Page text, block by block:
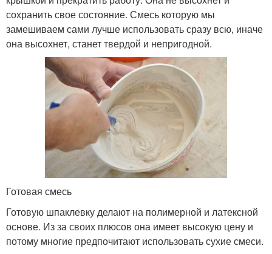
сохранить свое состояние. Смесь которую мы
замешиваем сами лучше использовать сразу всю, иначе
она высохнет, станет твердой и непригодной.
Готовая смесь
Готовую шпаклевку делают на полимерной и латексной
основе. Из за своих плюсов она имеет высокую цену и
потому многие предпочитают использовать сухие смеси.